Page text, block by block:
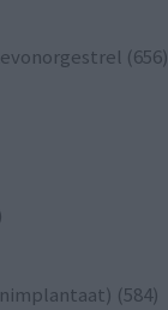
(656)
(584)